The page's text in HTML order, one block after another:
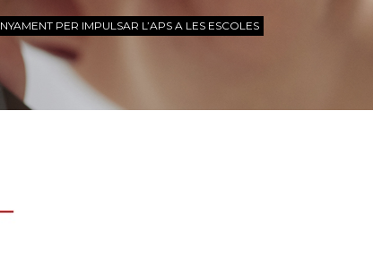
PER IMPULSAR L’APS A LES ESCOLES